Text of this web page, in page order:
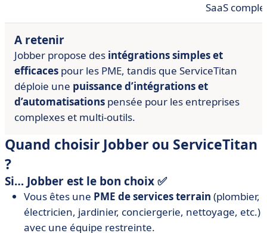
SaaS
A retenir
Jobber propose des intégrations simples et
efficaces pour les PME, tandis que ServiceTitan
déploie une puissance d’intégrations et
d’automatisations pensée pour les entreprises
complexes et multi-outils.
Quand choisir Jobber ou ServiceTitan
?
Si… Jobber est le bon choix ✅
Vous êtes une PME de services terrain (plombier,
électricien, jardinier, conciergerie, nettoyage, etc.)
avec une équipe restreinte.